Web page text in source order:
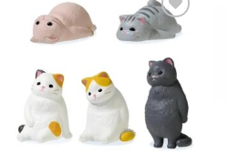
Legg til i
ønskeliste